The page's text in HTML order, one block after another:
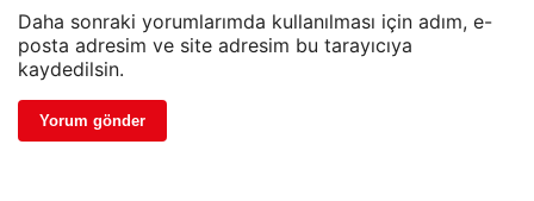
Daha sonraki yorumlarımda kullanılması için adım, e-
posta adresim ve site adresim bu tarayıcıya
kaydedilsin.